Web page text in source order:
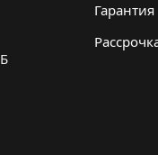
Гарантия